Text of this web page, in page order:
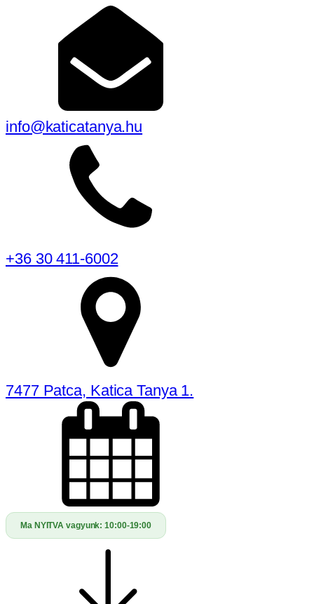
info@katicatanya.hu
+36 30 411-6002
7477 Patca, Katica Tanya 1.
Ma NYITVA vagyunk:10:00-19:00